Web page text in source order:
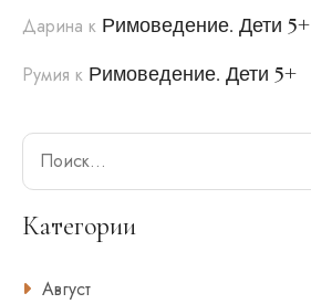
Дарина к Римоведение. Дети 5+
Румия к Римоведение. Дети 5+
Search
Категории
Август